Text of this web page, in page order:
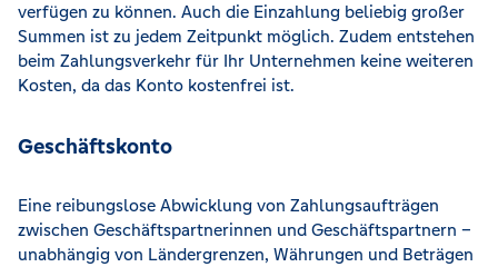
verfügen zu können. Auch die Einzahlung beliebig großer
Summen ist zu jedem Zeitpunkt möglich. Zudem entstehen
beim Zahlungsverkehr für Ihr Unternehmen keine weiteren
Kosten, da das Konto kostenfrei ist.
Geschäftskonto
Eine reibungslose Abwicklung von Zahlungsaufträgen
zwischen Geschäftspartnerinnen und Geschäftspartnern –
unabhängig von Ländergrenzen, Währungen und Beträgen